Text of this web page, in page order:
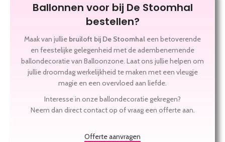
Ballonnen voor bij De Stoomhal
bestellen?
Maak van jullie bruiloft bij De Stoomhal een betoverende
en feestelijke gelegenheid met de adembenemende
ballondecoratie van Balloonzone. Laat ons jullie helpen om
jullie droomdag werkelijkheid te maken met een vleugje
magie en een overvloed aan liefde.
Interesse in onze ballondecoratie gekregen?
Neem dan direct contact op of vraag een offerte aan.
Offerte aanvragen